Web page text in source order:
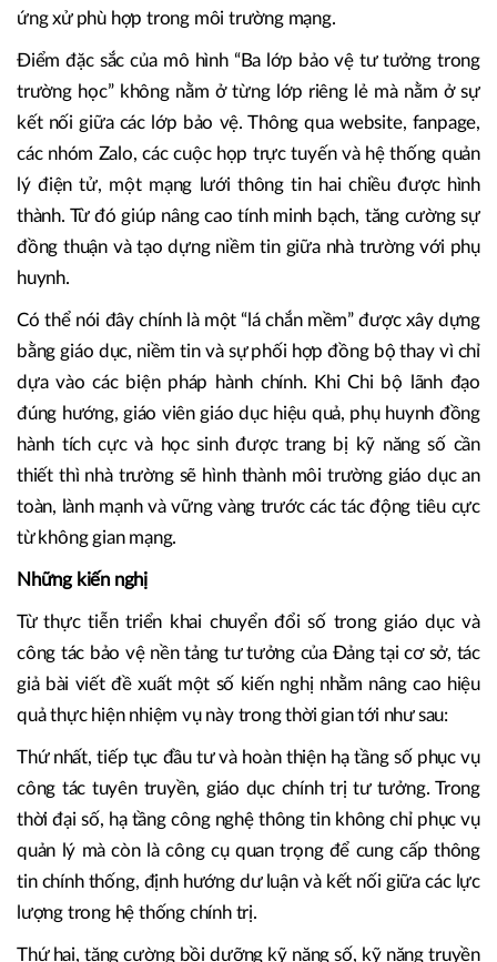
ứng xử phù hợp trong môi trường mạng.
Điểm đặc sắc của mô hình “Ba lớp bảo vệ tư tưởng trong
trường học” không nằm ở từng lớp riêng lẻ mà nằm ở sự
kết nối giữa các lớp bảo vệ. Thông qua website, fanpage,
các nhóm Zalo, các cuộc họp trực tuyến và hệ thống quản
lý điện tử, một mạng lưới thông tin hai chiều được hình
thành. Từ đó giúp nâng cao tính minh bạch, tăng cường sự
đồng thuận và tạo dựng niềm tin giữa nhà trường với phụ
huynh.
Có thể nói đây chính là một “lá chắn mềm” được xây dựng
bằng giáo dục, niềm tin và sự phối hợp đồng bộ thay vì chỉ
dựa vào các biện pháp hành chính. Khi Chi bộ lãnh đạo
đúng hướng, giáo viên giáo dục hiệu quả, phụ huynh đồng
hành tích cực và học sinh được trang bị kỹ năng số cần
thiết thì nhà trường sẽ hình thành môi trường giáo dục an
toàn, lành mạnh và vững vàng trước các tác động tiêu cực
từ không gian mạng.
Những kiến nghị
Từ thực tiễn triển khai chuyển đổi số trong giáo dục và
công tác bảo vệ nền tảng tư tưởng của Đảng tại cơ sở, tác
giả bài viết đề xuất một số kiến nghị nhằm nâng cao hiệu
quả thực hiện nhiệm vụ này trong thời gian tới như sau:
Thứ nhất, tiếp tục đầu tư và hoàn thiện hạ tầng số phục vụ
công tác tuyên truyền, giáo dục chính trị tư tưởng. Trong
thời đại số, hạ tầng công nghệ thông tin không chỉ phục vụ
quản lý mà còn là công cụ quan trọng để cung cấp thông
tin chính thống, định hướng dư luận và kết nối giữa các lực
lượng trong hệ thống chính trị.
Thứ hai, tăng cường bồi dưỡng kỹ năng số, kỹ năng truyền